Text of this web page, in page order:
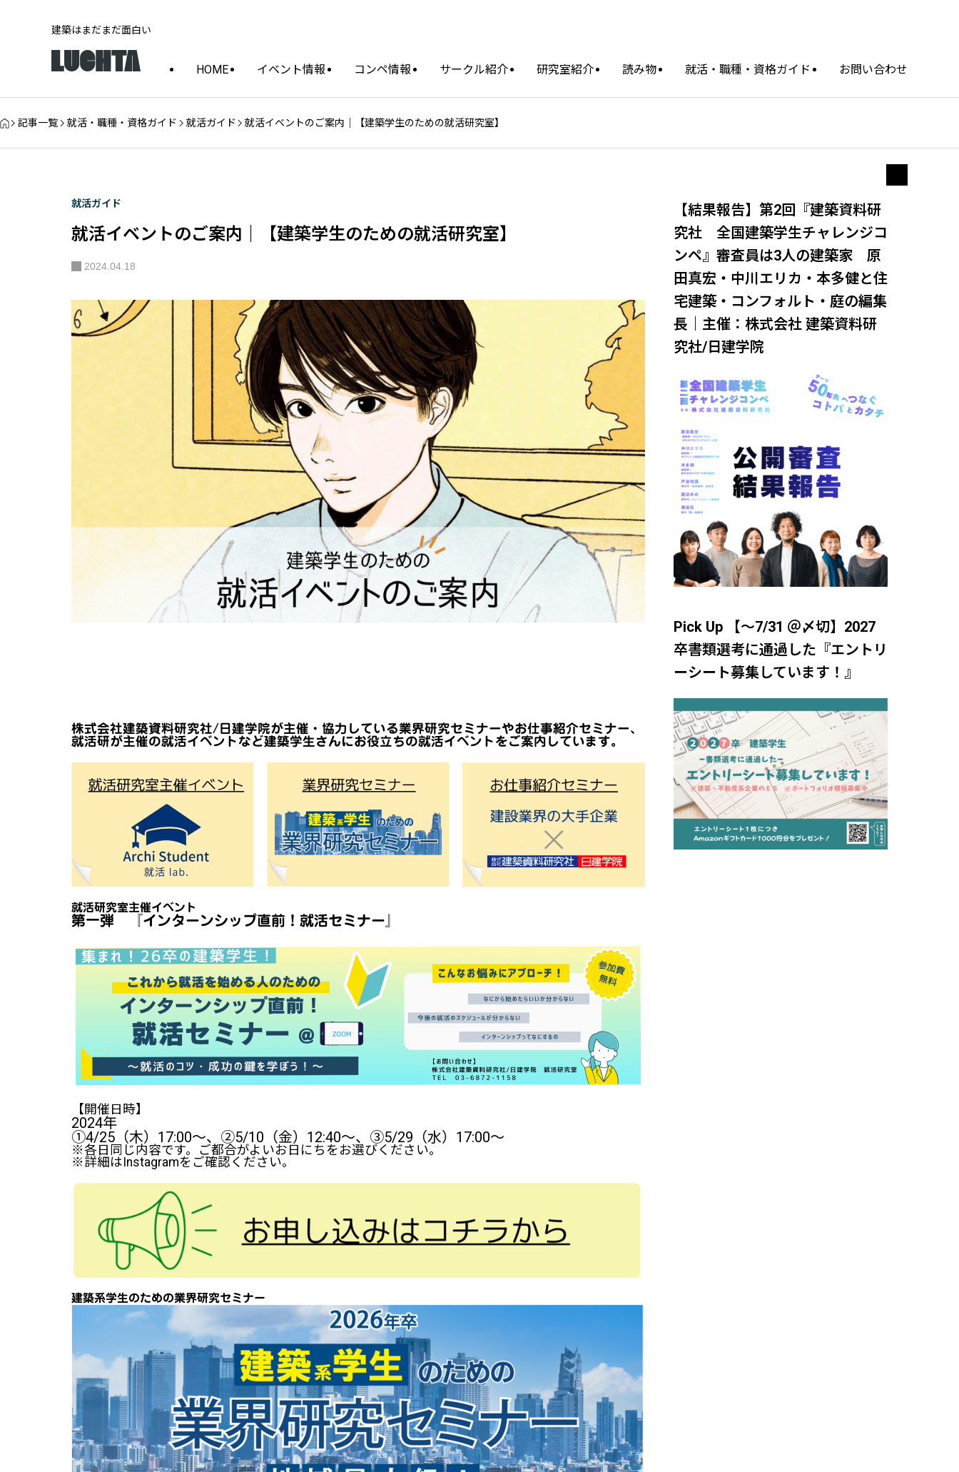
建築はまだまだ面白い
HOME イベント情報 コンペ情報 サークル紹介 研究室紹介 読み物 就活・職種・資格ガイド お問い合わせ
記事一覧 就活・職種・資格ガイド 就活ガイド 就活イベントのご案内｜【建築学生のための就活研究室】
就活ガイド
就活イベントのご案内｜【建築学生のための就活研究室】
2024.04.18
株式会社建築資料研究社/日建学院が主催・協力している業界研究セミナーやお仕事紹介セミナー、
就活研が主催の就活イベントなど建築学生さんにお役立ちの就活イベントをご案内しています。
就活研究室主催イベント
第一弾 『インターンシップ直前！就活セミナー』
【開催日時】
2024年
①4/25（木）17:00～、②5/10（金）12:40～、③5/29（水）17:00～
※各日同じ内容です。ご都合がよいお日にちをお選びください。
※詳細はInstagramをご確認ください。
建築系学生のための業界研究セミナー
【結果報告】第2回『建築資料研
究社 全国建築学生チャレンジコ
ンペ』審査員は3人の建築家 原
田真宏・中川エリカ・本多健と住
宅建築・コンフォルト・庭の編集
長｜主催：株式会社 建築資料研
究社/日建学院
Pick Up 【～7/31 ＠〆切】2027
卒書類選考に通過した『エントリ
ーシート募集しています！』